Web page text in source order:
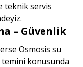
teknik servis
– Güvenlik
Osmosis su
temini konusunda